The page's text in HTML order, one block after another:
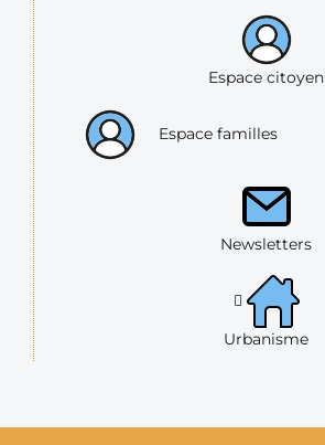
Espace citoyen
Espace familles
Newsletters
Urbanisme